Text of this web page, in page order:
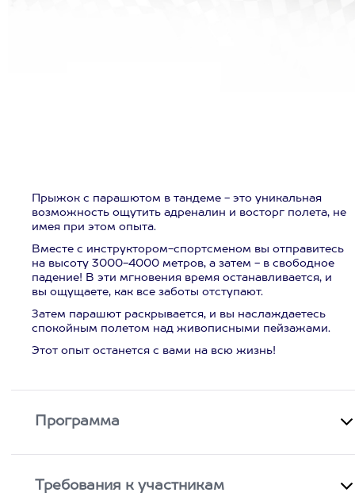
Прыжок с парашютом в тандеме - это уникальная
возможность ощутить адреналин и восторг полета, не
имея при этом опыта.
Вместе с инструктором-спортсменом вы отправитесь
на высоту 3000-4000 метров, а затем - в свободное
падение! В эти мгновения время останавливается, и
вы ощущаете, как все заботы отступают.
Затем парашют раскрывается, и вы наслаждаетесь
спокойным полетом над живописными пейзажами.
Этот опыт останется с вами на всю жизнь!
Программа
Требования к участникам